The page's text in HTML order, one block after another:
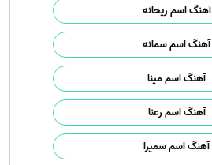
آهنگ اسم ریحانه
آهنگ اسم سمانه
آهنگ اسم مینا
آهنگ اسم رعنا
آهنگ اسم سمیرا